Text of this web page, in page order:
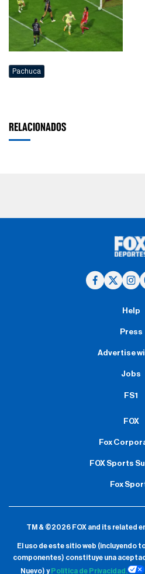
Pachuca
RELACIONADOS
Help
Press
Advertise
Jobs
FS1
FOX
Fox
FOX Sports
Fox
TM & ©2026 FOX and its related
El uso de este sitio web (incluyendo
componentes) constituye una
Nuevo) y Política de Privacidad.